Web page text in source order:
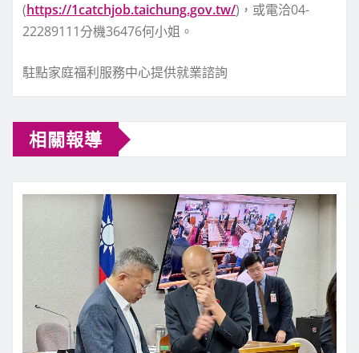
(https://1catchjob.taichung.gov.tw/)，或電洽04-
22289111分機36476何小姐。
駐點家庭福利服務中心提供就業諮詢
相關報導